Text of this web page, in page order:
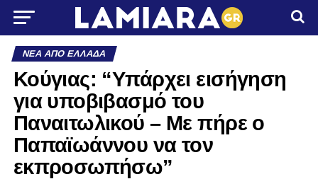
ΝΈΑ ΑΠΌ ΕΛΛΆΔΑ
Κούγιας: “Υπάρχει εισήγηση
για υποβιβασμό του
Παναιτωλικού – Με πήρε ο
Παπαϊωάννου να τον
εκπροσωπήσω”